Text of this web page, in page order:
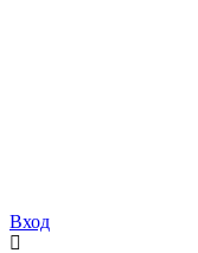
Вход